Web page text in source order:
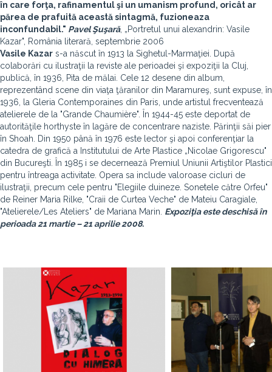
în care forţa, rafinamentul şi un umanism profund, oricât ar
părea de prafuită această sintagmă, fuzioneaza
inconfundabil." Pavel Şuşară, „Portretul unui alexandrin: Vasile
Kazar", România literară, septembrie 2006
Vasile Kazar s-a născut în 1913 la Sighetul-Marmaţiei. După
colaborări cu ilustraţii la reviste ale perioadei şi expoziţii la Cluj,
publică, în 1936, Pita de mălai. Cele 12 desene din album,
reprezentând scene din viaţa ţăranilor din Maramureş, sunt expuse, în
1936, la Gleria Contemporaines din Paris, unde artistul frecventează
atelierele de la "Grande Chaumière". În 1944-45 este deportat de
autorităţile horthyste în lagăre de concentrare naziste. Părinţii săi pier
în Shoah. Din 1950 până în 1976 este lector şi apoi conferenţiar la
catedra de grafică a Institutului de Arte Plastice „Nicolae Grigorescu"
din Bucureşti. În 1985 i se decernează Premiul Uniunii Artiştilor Plastici
pentru întreaga activitate. Opera sa include valoroase cicluri de
ilustraţii, precum cele pentru "Elegiile duineze. Sonetele către Orfeu"
de Reiner Maria Rilke, "Craii de Curtea Veche" de Mateiu Caragiale,
"Atelierele/Les Ateliers" de Mariana Marin. Expoziţia este deschisă în
perioada 21 martie – 21 aprilie 2008.